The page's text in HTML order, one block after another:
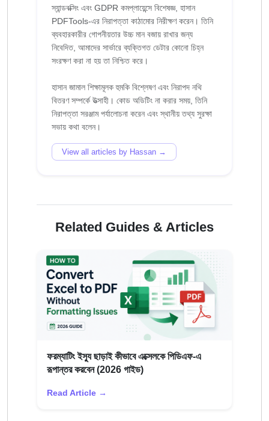
স্যান্ডবক্সিং এবং GDPR কমপ্লায়েন্সে বিশেষজ্ঞ, হাসান
PDFTools-এর নিরাপত্তা কাঠামোর নিরীক্ষণ করেন। তিনি
ব্যবহারকারীর গোপনীয়তার উচ্চ মান বজায় রাখার জন্য
নিবেদিত, আমাদের সার্ভারে ব্যক্তিগত ডেটার কোনো চিহ্ন
সংরক্ষণ করা না হয় তা নিশ্চিত করে।
হাসান জামাল শিক্ষামূলক হুমকি বিশ্লেষণ এবং নিরাপদ নথি
বিতরণ সম্পর্কে উত্সাহী। কোড অডিটিং না করার সময়, তিনি
নিরাপত্তা সরঞ্জাম পর্যালোচনা করেন এবং স্থানীয় তথ্য সুরক্ষা
View all articles by Hassan →
Related Guides & Articles
ফরম্যাটিং ইস্যু ছাড়াই কীভাবে এক্সেলকে পিডিএফ-এ
রূপান্তর করবেন (2026 গাইড)
Read Article →